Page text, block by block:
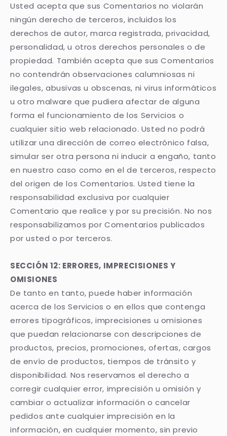
Usted acepta que sus Comentarios no violarán
ningún derecho de terceros, incluidos los
derechos de autor, marca registrada, privacidad,
personalidad, u otros derechos personales o de
propiedad. También acepta que sus Comentarios
no contendrán observaciones calumniosas ni
ilegales, abusivas u obscenas, ni virus informáticos
u otro malware que pudiera afectar de alguna
forma el funcionamiento de los Servicios o
cualquier sitio web relacionado. Usted no podrá
utilizar una dirección de correo electrónico falsa,
simular ser otra persona ni inducir a engaño, tanto
en nuestro caso como en el de terceros, respecto
del origen de los Comentarios. Usted tiene la
responsabilidad exclusiva por cualquier
Comentario que realice y por su precisión. No nos
responsabilizamos por Comentarios publicados
por usted o por terceros.
SECCIÓN 12: ERRORES, IMPRECISIONES Y
OMISIONES
De tanto en tanto, puede haber información
acerca de los Servicios o en ellos que contenga
errores tipográficos, imprecisiones u omisiones
que puedan relacionarse con descripciones de
productos, precios, promociones, ofertas, cargos
de envío de productos, tiempos de tránsito y
disponibilidad. Nos reservamos el derecho a
corregir cualquier error, imprecisión u omisión y
cambiar o actualizar información o cancelar
pedidos ante cualquier imprecisión en la
información, en cualquier momento, sin previo